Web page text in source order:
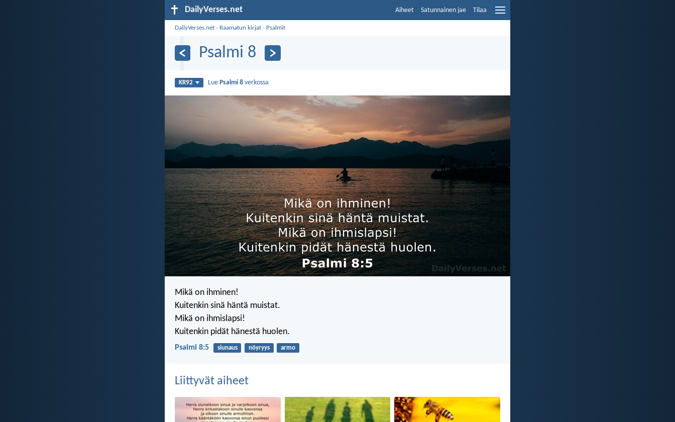
DailyVerses.net Aiheet Satunnainen jae Tilaa
DailyVerses.net › Raamatun kirjat › Psalmit
Psalmi 8
KR92 Lue Psalmi 8 verkossa
Mikä on ihminen!
Kuitenkin sinä häntä muistat.
Mikä on ihmislapsi!
Kuitenkin pidät hänestä huolen.
Psalmi 8:5 siunaus nöyryys armo
Liittyvät aiheet